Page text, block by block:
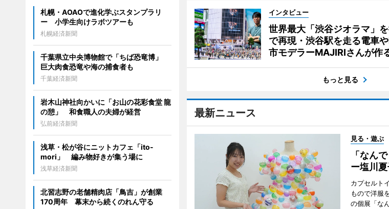
インタビュー
世界最大「渋谷ジオラマ」
で再現・渋谷駅を走る電車
市モデラーMAJIRIさんが作
もっと見る
最新ニュース
見る・遊ぶ
「なん
ー塩川
カプセルト
もので洋服
の個展「な
札幌・AOAOで進化学ぶスタンプラリ
ー 小学生向けラボツアーも
札幌経済新聞
千葉県立中央博物館で「ちば恐竜博」
巨大肉食恐竜や海の捕食者も
千葉経済新聞
岩木山神社向かいに「お山の花彩食堂 龍
の憩」 和食職人の夫婦が経営
弘前経済新聞
浅草・松が谷にニットカフェ「ito-
mori」 編み物好きが集う場に
浅草経済新聞
北習志野の老舗精肉店「鳥吉」が創業
170周年 幕末から続くのれん守る